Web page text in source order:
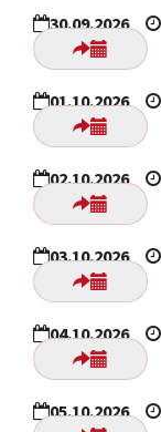
30.09.2026
01.10.2026
02.10.2026
03.10.2026
04.10.2026
05.10.2026